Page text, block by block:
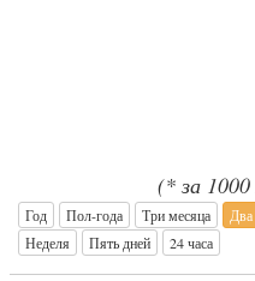
(* за
Год Пол-года Три месяца Два
Неделя
Пять дней 24 часа